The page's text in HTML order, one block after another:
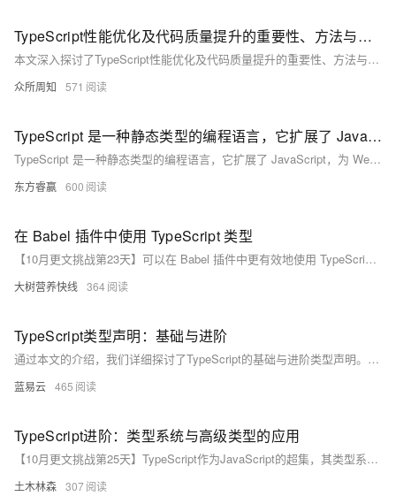
TypeScript性能优化及代码质量提升的重要性、方法与策略，包括合理使用类型注解、减少类型断言、优化模块导入导出、遵循编码规范、加强代码注释等
本文深入探讨了TypeScript性能优化及代码质量提升的重要性、方法与策略，包括合理使用类型注解、减少类型断言、优化模块导入导出、遵循编码规范、加强代码注释等，旨在帮助开发者在保证代码质量的同时，实现高效的性能优化，提升用户体验和项目稳定性。
众所周知 571
TypeScript 是一种静态类型的编程语言，它扩展了 JavaScript，为 Web 开发带来了强大的类型系统、组件化开发支持、与主流框架的无缝集成、大型项目管理能力和提升开发体验等多方面优势
TypeScript 是一种静态类型的编程语言，它扩展了 JavaScript，为 Web 开发带来了强大的类型系统、组件化开发支持、与主流框架的无缝集成、大型项目管理能力和提升开发体验等多方面优势。通过明确的类型定义，TypeScript 能够在编码阶段发现潜在错误，提高代码质量；支持组件的清晰定义与复用，增强代码的可维护性；与 React、Vue 等框架结合，提供更佳的开发体验；适用于大型项目，优化代码结构和性能。随着 Web 技术的发展，TypeScript 的应用前景广阔，将继续引领 Web 开发的新趋势。
东方睿赢 600
在 Babel 插件中使用 TypeScript 类型
【10月更文挑战第23天】可以在 Babel 插件中更有效地使用 TypeScript 类型，提高插件的开发效率和质量，减少潜在的类型错误。同时，也有助于提升代码的可理解性和可维护性，使插件的功能更易于扩展和升级。
大树营养快线 364
TypeScript类型声明：基础与进阶
通过本文的介绍，我们详细探讨了TypeScript的基础与进阶类型声明。从基本数据类型到复杂的泛型和高级类型，TypeScript提供了丰富的工具来确保代码的类型安全和可维护性。掌握这些类型声明能够帮助开发者编写更加健壮和高效的代码，提高开发效率和代码质量。希望本文能为您在使用TypeScript时提供实用的参考和指导。
蓝易云 465
TypeScript进阶：类型系统与高级类型的应用
【10月更文挑战第25天】TypeScript作为JavaScript的超集，其类型系统是其核心特性之一。本文通过代码示例介绍了TypeScript的基本数据类型、联合类型、交叉类型、泛型和条件类型等高级类型的应用。这些特性不仅提高了代码的可读性和可维护性，还帮助开发者构建更健壮的应用程序。
土木林森 307